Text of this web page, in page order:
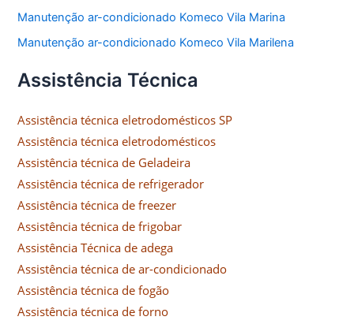
Manutenção ar-condicionado Komeco Vila Marina
Manutenção ar-condicionado Komeco Vila Marilena
Assistência Técnica
Assistência técnica eletrodomésticos SP
Assistência técnica eletrodomésticos
Assistência técnica de Geladeira
Assistência técnica de refrigerador
Assistência técnica de freezer
Assistência técnica de frigobar
Assistência Técnica de adega
Assistência técnica de ar-condicionado
Assistência técnica de fogão
Assistência técnica de forno